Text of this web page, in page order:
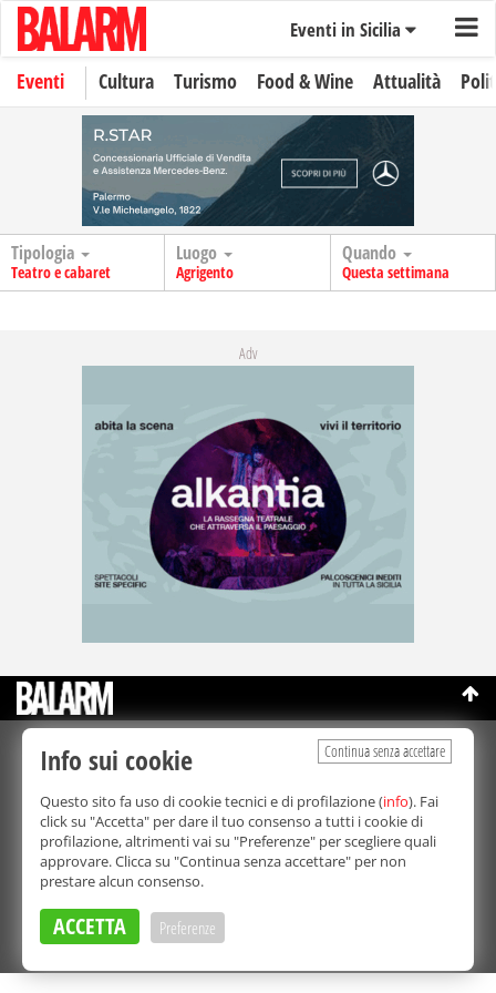
Eventi in Sicilia
Eventi Cultura Turismo Food & Wine Attualità
Tipologia
Teatro e cabaret
Luogo
Agrigento
Quando
Questa settimana
Adv
©Copyright 2003-2026
Bmedia Srl
La riproduzione totale o parziale di tutti i contenuti, in qualunque
forma, su qualsiasi supporto è proibita.
Balarm.it è una testata giornalistica registrata. Autorizzazione del
Tribunale di Palermo n° 32 del 21/10/2003
Direttore responsabile:Fabio Ricotta
Privacy e Cookie Policy
Continua senza accettare
Info sui cookie
Questo sito fa uso di cookie tecnici e di profilazione (info). Fai
click su "Accetta" per dare il tuo consenso a tutti i cookie di
profilazione, altrimenti vai su "Preferenze" per scegliere quali
approvare. Clicca su "Continua senza accettare" per non
prestare alcun consenso.
ACCETTA Preferenze